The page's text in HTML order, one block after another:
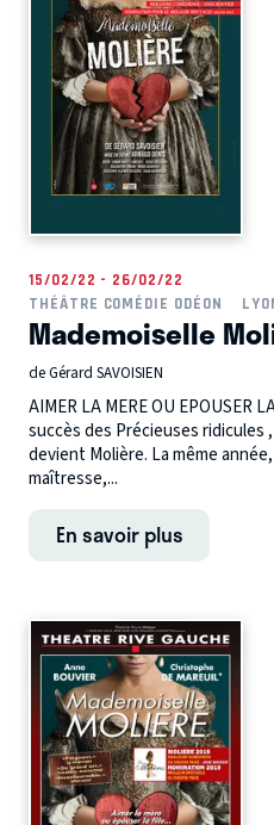
15/02/22 - 26/02/22
THÉÂTRE COMÉDIE ODÉON
Mademoiselle
de Gérard SAVOISIEN
AIMER LA MERE OU EPOUSER
succès des Précieuses
devient Molière. La même
maîtresse,...
En savoir plus